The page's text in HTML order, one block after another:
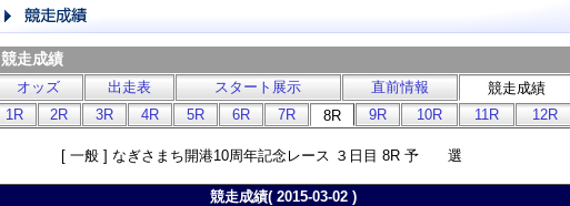
競走成績
オッズ 出走表 スタート展示 直前情報
競走成績
1R
2R 3R 4R 5R 6R 7R 8R 9R 10R 11R 12R
[ 一般 ] なぎさまち開港10周年記念レース ３日目 8R 予 選
競走成績( 2015-03-02 )